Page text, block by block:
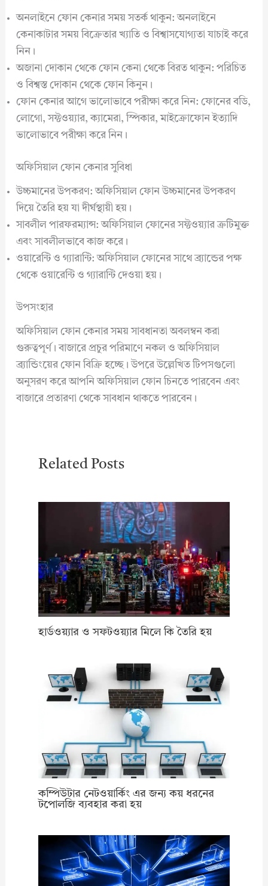
অনলাইনে ফোন কেনার সময় সতর্ক থাকুন: অনলাইনে
কেনাকাটার সময় বিক্রেতার খ্যাতি ও বিশ্বাসযোগ্যতা যাচাই করে
নিন।
অজানা দোকান থেকে ফোন কেনা থেকে বিরত থাকুন: পরিচিত
ও বিশ্বস্ত দোকান থেকে ফোন কিনুন।
ফোন কেনার আগে ভালোভাবে পরীক্ষা করে নিন: ফোনের বডি,
লোগো, সফ্টওয়্যার, ক্যামেরা, স্পিকার, মাইক্রোফোন ইত্যাদি
ভালোভাবে পরীক্ষা করে নিন।
অফিসিয়াল ফোন কেনার সুবিধা
উচ্চমানের উপকরণ: অফিসিয়াল ফোন উচ্চমানের উপকরণ
দিয়ে তৈরি হয় যা দীর্ঘস্থায়ী হয়।
সাবলীল পারফরম্যান্স: অফিসিয়াল ফোনের সফ্টওয়্যার ত্রুটিমুক্ত
এবং সাবলীলভাবে কাজ করে।
ওয়ারেন্টি ও গ্যারান্টি: অফিসিয়াল ফোনের সাথে ব্র্যান্ডের পক্ষ
থেকে ওয়ারেন্টি ও গ্যারান্টি দেওয়া হয়।
উপসংহার
অফিসিয়াল ফোন কেনার সময় সাবধানতা অবলম্বন করা
গুরুত্বপূর্ণ। বাজারে প্রচুর পরিমাণে নকল ও অফিসিয়াল
ব্র্যান্ডিংয়ের ফোন বিক্রি হচ্ছে। উপরে উল্লেখিত টিপসগুলো
অনুসরণ করে আপনি অফিসিয়াল ফোন চিনতে পারবেন এবং
বাজারে প্রতারণা থেকে সাবধান থাকতে পারবেন।
Related Posts
হার্ডওয়্যার ও সফটওয়্যার মিলে কি তৈরি হয়
কম্পিউটার নেটওয়ার্কিং এর জন্য কয় ধরনের
টপোলজি ব্যবহার করা হয়